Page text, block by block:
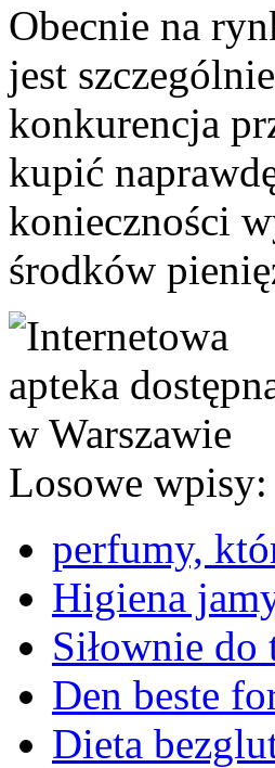
Obecnie na
jest
konkurencja
kupić
konieczności
środków
Losowe wpisy:
perfumy,
Higiena
Siłownie do
Den beste
Dieta